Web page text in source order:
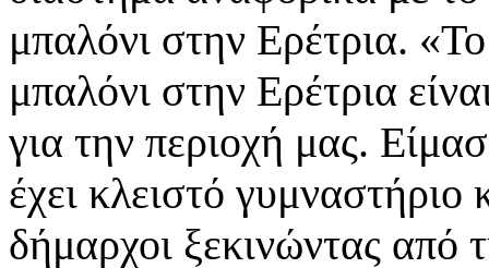
μπαλόνι στην Ερέτρια.
μπαλόνι στην Ερέτρια
για την περιοχή μας.
έχει κλειστό
δήμαρχοι ξεκινώντας από